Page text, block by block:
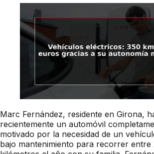
Marc Fernández, residente en Girona,
recientemente un automóvil
motivado por la necesidad de un
bajo mantenimiento para recorrer entre